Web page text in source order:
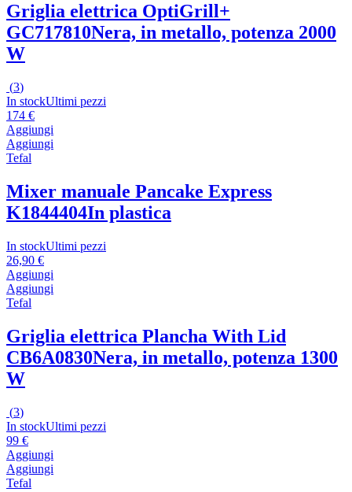
Griglia elettrica OptiGrill+
GC717810Nera, in metallo, potenza 2000
W
(3)
In stockUltimi pezzi
174 €
Aggiungi
Aggiungi
Tefal
Mixer manuale Pancake Express
K1844404In plastica
In stockUltimi pezzi
26,90 €
Aggiungi
Aggiungi
Tefal
Griglia elettrica Plancha With Lid
CB6A0830Nera, in metallo, potenza 1300
W
(3)
In stockUltimi pezzi
99 €
Aggiungi
Aggiungi
Tefal